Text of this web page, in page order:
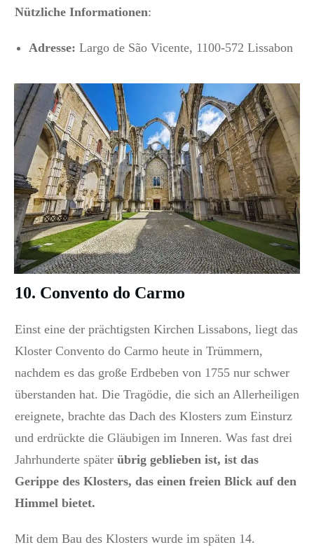
Nützliche Informationen:
Adresse: Largo de São Vicente, 1100-572 Lissabon
10. Convento do Carmo
Einst eine der prächtigsten Kirchen Lissabons, liegt das
Kloster Convento do Carmo heute in Trümmern,
nachdem es das große Erdbeben von 1755 nur schwer
überstanden hat. Die Tragödie, die sich an Allerheiligen
ereignete, brachte das Dach des Klosters zum Einsturz
und erdrückte die Gläubigen im Inneren. Was fast drei
Jahrhunderte später übrig geblieben ist, ist das
Gerippe des Klosters, das einen freien Blick auf den
Himmel bietet.
Mit dem Bau des Klosters wurde im späten 14.